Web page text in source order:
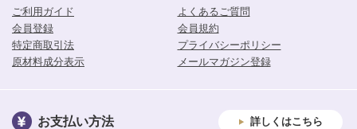
ご利用ガイド
よくあるご質問
会員登録
会員規約
特定商取引法
プライバシーポリシー
原材料成分表示
メールマガジン登録
お支払い方法 詳しくはこちら